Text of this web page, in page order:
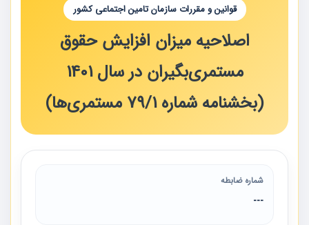
قوانین و مقررات سازمان تامین اجتماعی کشور
اصلاحیه میزان افزایش حقوق
‌مستمری‌بگیران در سال 1401
(بخشنامه شماره 1‏/79 مستمری‌ها)
شماره ضابطه
---